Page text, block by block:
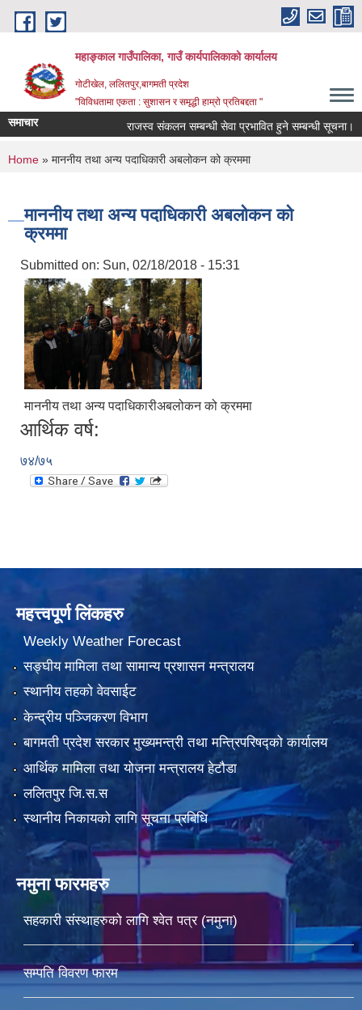
Skip to main content
महाङ्काल गाउँपालिका, गाउँ कार्यपालिकाको कार्यालय
गोटीखेल, ललितपुर,बागमती प्रदेश
"विविधतामा एकता : सुशासन र समृद्धी हाम्रो प्रतिबद्दता "
समाचार राजस्व संकलन सम्बन्धी सेवा प्रभावित हुने सम्बन्धी सूचना।
You are here
Home » माननीय तथा अन्य पदाधिकारी अबलोकन को क्रममा
माननीय तथा अन्य पदाधिकारी अबलोकन को
क्रममा
Submitted on: Sun, 02/18/2018 - 15:31
माननीय तथा अन्य पदाधिकारीअबलोकन को क्रममा
आर्थिक वर्ष:
७४/७५
महत्त्वपूर्ण लिंकहरु
Weekly Weather Forecast
सङ्घीय मामिला तथा सामान्य प्रशासन मन्त्रालय
स्थानीय तहको वेवसाईट
केन्द्रीय पञ्जिकरण विभाग
बागमती प्रदेश सरकार मुख्यमन्त्री तथा मन्त्रिपरिषद्को कार्यालय
आर्थिक मामिला तथा योजना मन्त्रालय हेटौडा
ललितपुर जि.स.स
स्थानीय निकायको लागि सूचना प्रबिधि
नमुना फारमहरु
सहकारी संस्थाहरुको लागि श्वेत पत्र (नमुना)
सम्पति विवरण फारम